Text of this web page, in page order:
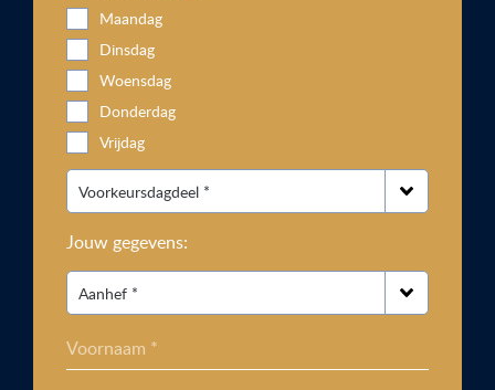
Maandag
Dinsdag
Woensdag
Donderdag
Vrijdag
Jouw gegevens:
Voornaam *